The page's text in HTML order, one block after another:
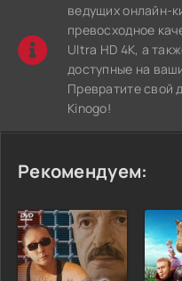
ведущих онлайн-
превосходное
Ultra HD 4K, а
доступные на
Превратите свой
Kinogo!
Рекомендуем: